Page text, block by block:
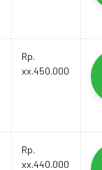
Rp.
xx.450.000
Rp.
xx.440.000